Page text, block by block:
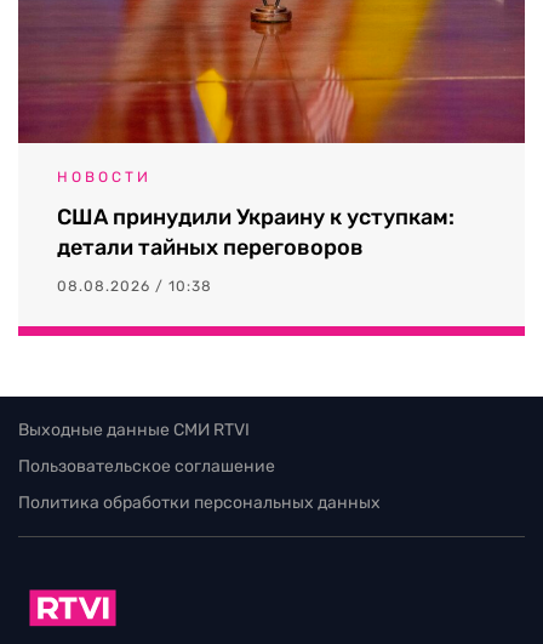
НОВОСТИ
США принудили Украину к уступкам:
детали тайных переговоров
08.08.2026 / 10:38
Выходные данные СМИ RTVI
Пользовательское соглашение
Политика обработки персональных данных